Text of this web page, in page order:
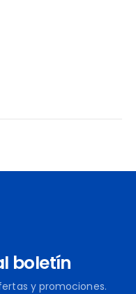
boletín
y promociones.